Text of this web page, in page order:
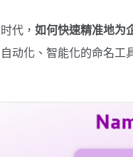
代， 如何快速精准地为
动化、智能化的命名工